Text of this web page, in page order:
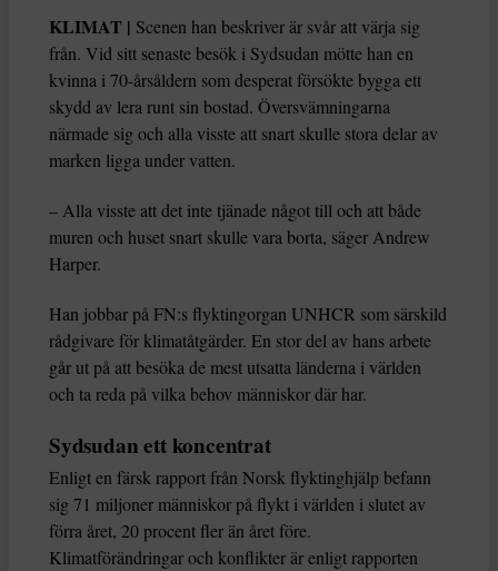
KLIMAT | Scenen han beskriver är svår att värja sig
från. Vid sitt senaste besök i Sydsudan mötte han en
kvinna i 70-årsåldern som desperat försökte bygga ett
skydd av lera runt sin bostad. Översvämningarna
närmade sig och alla visste att snart skulle stora delar av
marken ligga under vatten.
– Alla visste att det inte tjänade något till och att både
muren och huset snart skulle vara borta, säger Andrew
Harper.
Han jobbar på FN:s flyktingorgan UNHCR som särskild
rådgivare för klimatåtgärder. En stor del av hans arbete
går ut på att besöka de mest utsatta länderna i världen
och ta reda på vilka behov människor där har.
Sydsudan ett koncentrat
Enligt en färsk rapport från Norsk flyktinghjälp befann
sig 71 miljoner människor på flykt i världen i slutet av
förra året, 20 procent fler än året före.
Klimatförändringar och konflikter är enligt rapporten